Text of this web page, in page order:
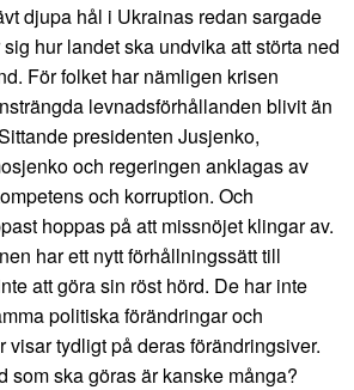
djupa hål i Ukrainas redan sargade
hur landet ska undvika att störta ned
För folket har nämligen krisen
levnadsförhållanden blivit än
presidenten Jusjenko,
och regeringen anklagas av
och korruption. Och
hoppas på att missnöjet klingar av.
har ett nytt förhållningssätt till
att göra sin röst hörd. De har inte
politiska förändringar och
visar tydligt på deras förändringsiver.
som ska göras är kanske många?